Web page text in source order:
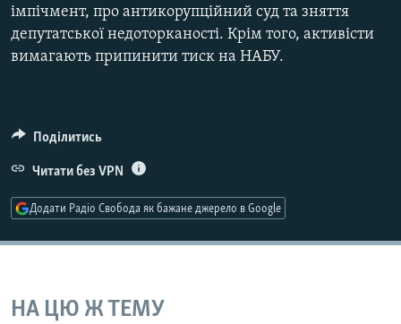
імпічмент, про антикорупційний суд та зняття
депутатської недоторканості. Крім того, активісти
вимагають припинити тиск на НАБУ.
Поділитись
Читати без VPN
Додати Радіо Свобода як бажане джерело в Google
НА ЦЮ Ж ТЕМУ